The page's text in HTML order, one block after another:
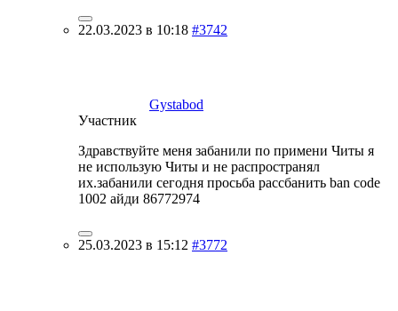
22.03.2023 в 10:18 #3742
Gystabod
Участник
Здравствуйте меня забанили по примени Читы я
не использую Читы и не распространял
их.забанили сегодня просьба рассбанить ban code
1002 айди 86772974
25.03.2023 в 15:12 #3772